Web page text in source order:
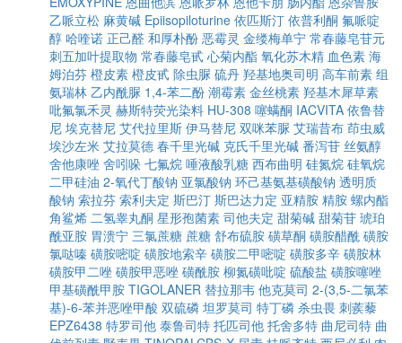
乙哌立松 麻黄碱 Epiisopiloturine 依匹斯汀 依普利酮 氟哌啶
醇 哈喹诺 正己醛 和厚朴酚 恶霉灵 金缕梅单宁 常春藤皂苷元
刺五加叶提取物 常春藤皂甙 心菊内酯 氧化苏木精 血色素 海
姆泊芬 橙皮素 橙皮甙 除虫脲 硫丹 羟基地奥司明 高车前素 组
氨瑞林 乙内酰脲 1,4-苯二酚 潮霉素 金丝桃素 羟基木犀草素
吡氟氯禾灵 赫斯特荧光染料 HU-308 噻螨酮 IACVITA 依鲁替
尼 埃克替尼 艾代拉里斯 伊马替尼 双咪苯脲 艾瑞昔布 茚虫威
埃沙左米 艾拉莫德 春千里光碱 克氏千里光碱 番泻苷 丝氨醇
舍他康唑 舍吲哚 七氟烷 唾液酸乳糖 西布曲明 硅氮烷 硅氧烷
二甲硅油 2-氧代丁酸钠 亚氯酸钠 环己基氨基磺酸钠 透明质
酸钠 索拉芬 索利夫定 斯巴汀 斯巴达力定 亚精胺 精胺 螺内酯
角鲨烯 二氢睾丸酮 星形孢菌素 司他夫定 甜菊碱 甜菊苷 琥珀
酰亚胺 胃溃宁 三氯蔗糖 蔗糖 舒布硫胺 磺草酮 磺胺醋酰 磺胺
氯哒嗪 磺胺嘧啶 磺胺地索辛 磺胺二甲嘧啶 磺胺多辛 磺胺林
磺胺甲二唑 磺胺甲恶唑 磺酰胺 柳氮磺吡啶 硫酸盐 磺胺噻唑
甲基磺酰甲胺 TIGOLANER 替拉那韦 他克莫司 2-(3,5-二氯苯
基)-6-苯并恶唑甲酸 双硫磷 坦罗莫司 特丁磷 杀虫畏 刺蒺藜
EPZ6438 特罗司他 泰鲁司特 托匹司他 托舍多特 曲尼司特 曲